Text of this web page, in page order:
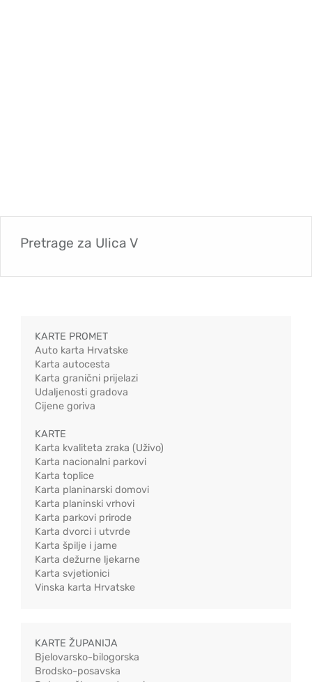
Pretrage za Ulica V
KARTE PROMET
Auto karta Hrvatske
Karta autocesta
Karta granični prijelazi
Udaljenosti gradova
Cijene goriva
KARTE
Karta kvaliteta zraka (Uživo)
Karta nacionalni parkovi
Karta toplice
Karta planinarski domovi
Karta planinski vrhovi
Karta parkovi prirode
Karta dvorci i utvrde
Karta špilje i jame
Karta dežurne ljekarne
Karta svjetionici
Vinska karta Hrvatske
KARTE ŽUPANIJA
Bjelovarsko-bilogorska
Brodsko-posavska